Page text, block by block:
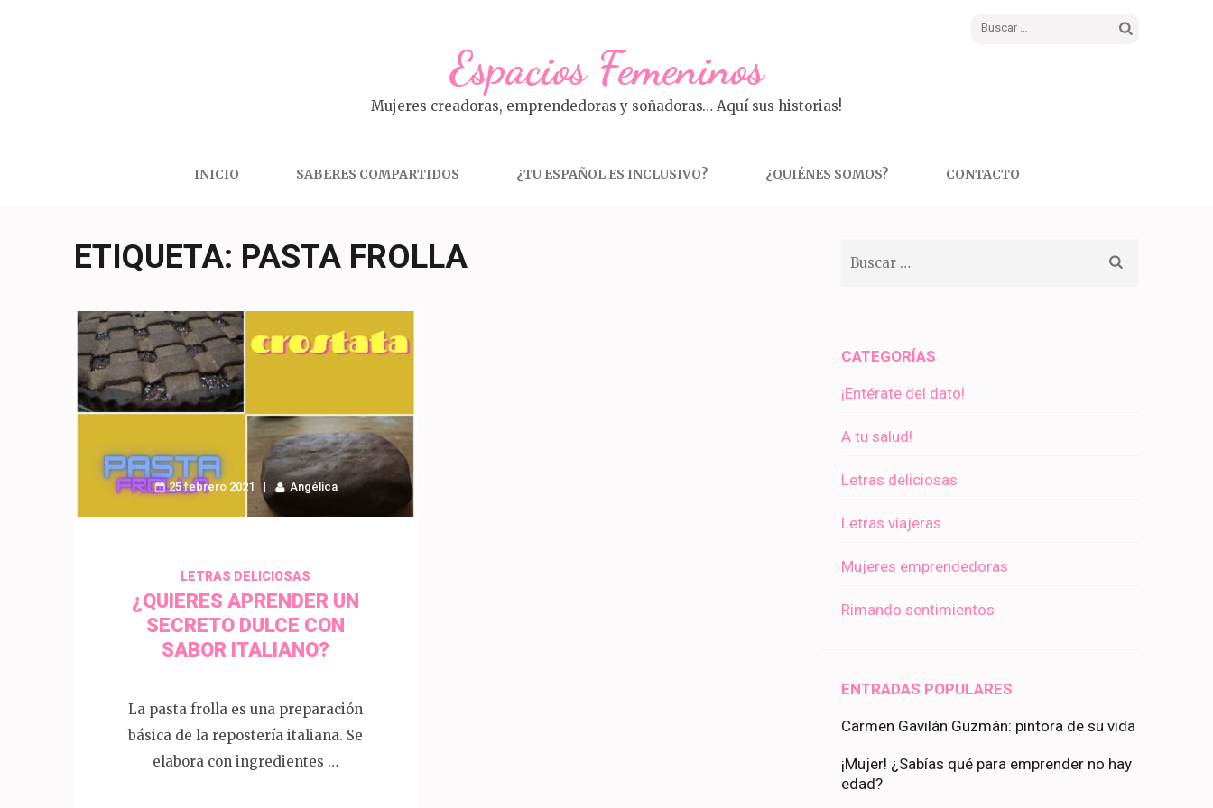
Buscar:
Espacios Femeninos
Mujeres creadoras, emprendedoras y soñadoras… Aquí sus historias!
INICIO SABERES COMPARTIDOS ¿TU ESPAÑOL ES INCLUSIVO? ¿QUIÉNES SOMOS? CONTACTO
ETIQUETA: PASTA FROLLA
25 febrero 2021 Angélica
LETRAS DELICIOSAS
¿QUIERES APRENDER UN
SECRETO DULCE CON
SABOR ITALIANO?
La pasta frolla es una preparación
básica de la repostería italiana. Se
elabora con ingredientes …
CATEGORÍAS
¡Entérate del dato!
A tu salud!
Letras deliciosas
Letras viajeras
Mujeres emprendedoras
Rimando sentimientos
ENTRADAS POPULARES
Carmen Gavilán Guzmán: pintora de su vida
¡Mujer! ¿Sabías qué para emprender no hay
edad?